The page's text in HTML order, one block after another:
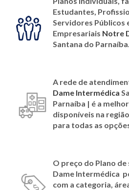
Estudantes,
Servidores Públicos
Empresariais Notre
Santana do Parnaíba.
A rede de
Dame Intermédica
Parnaíba | é a
disponíveis na
para todas as
O preço do Plano de
Dame Intermédica
com a categoria,